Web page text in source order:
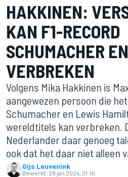
HAKKINEN:
KAN F1-RECORD
SCHUMACHER
VERBREKEN
Volgens Mika Hakkinen is
aangewezen persoon die
Schumacher en Lewis
wereldtitels kan verbreken.
Nederlander daar genoeg
ook dat het daar niet alleen
Gijs Leuvenink
Bewerkt: 28 jan 2024, 01:10